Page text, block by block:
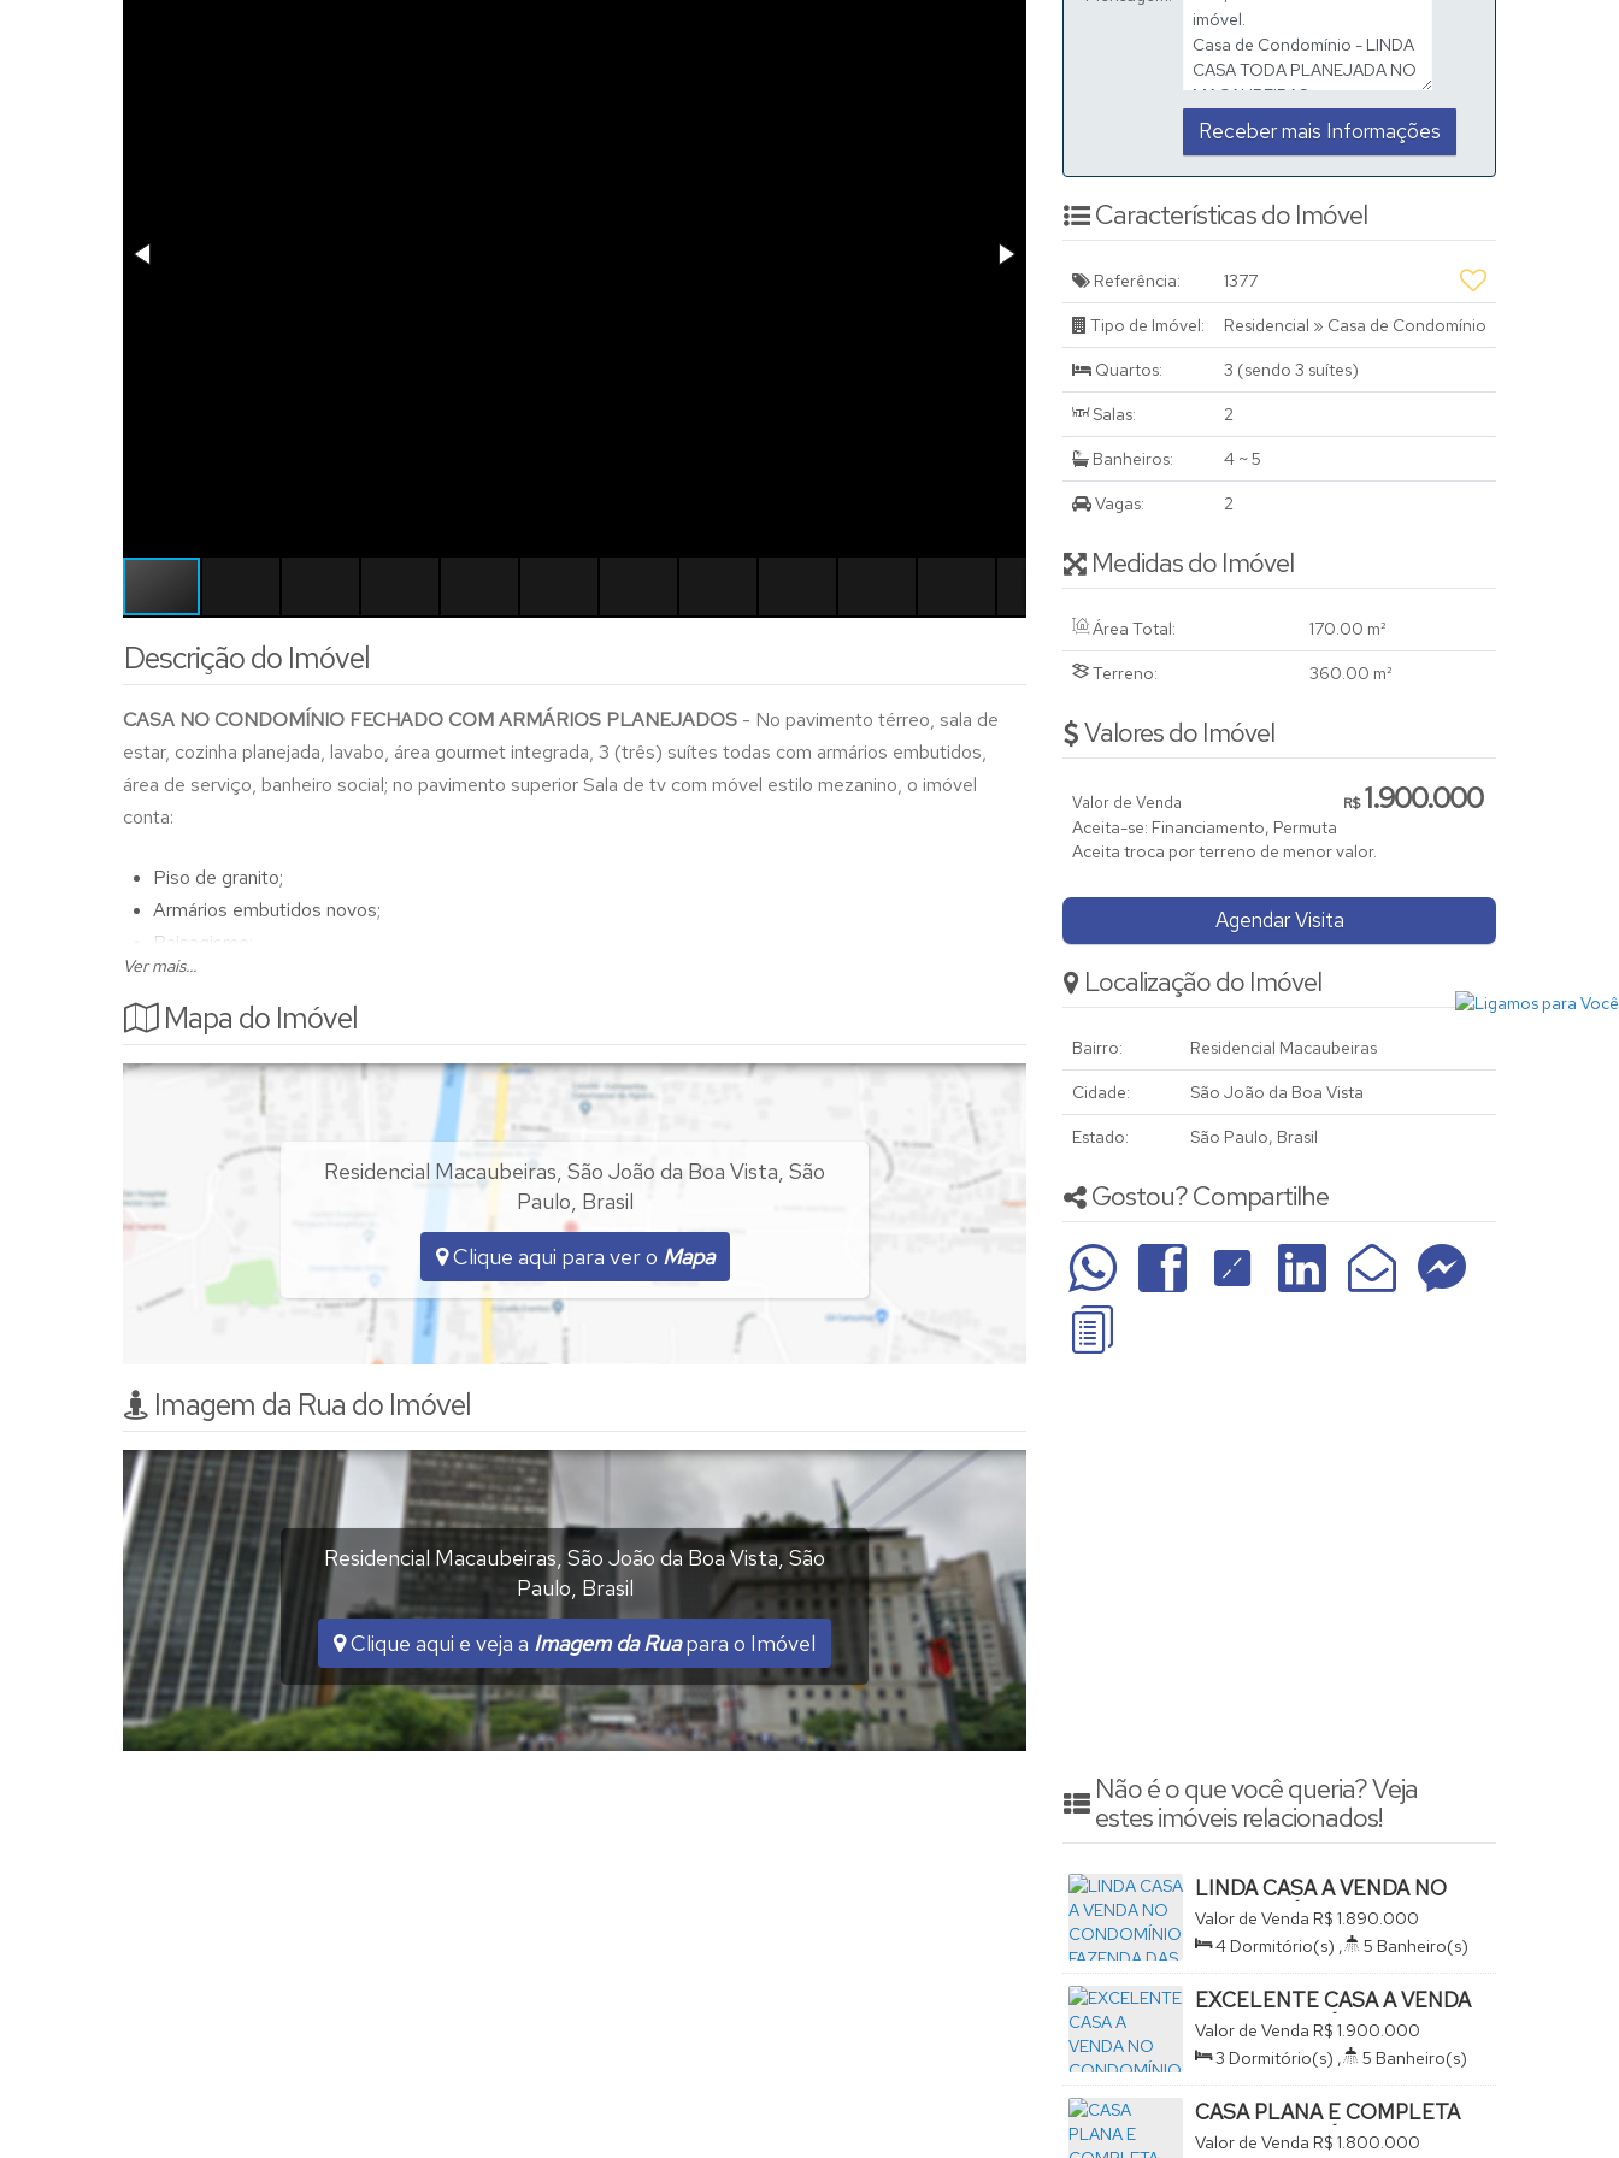
Descrição do Imóvel
CASA NO CONDOMÍNIO FECHADO COM ARMÁRIOS PLANEJADOS - No pavimento térreo, sala de
estar, cozinha planejada, lavabo, área gourmet integrada, 3 (três) suítes todas com armários embutidos,
área de serviço, banheiro social; no pavimento superior Sala de tv com móvel estilo mezanino, o imóvel
conta:
Piso de granito;
Armários embutidos novos;
Paisagismo;
Aquecimento solar instalado;
Box de blindex;
Esquadrias de Alumínio;
Cortina na sala;
AGENDAR VISITA COM ATECEDÊNCIA.
Ver mais...
Mapa do Imóvel
Residencial Macaubeiras São João da Boa Vista São
Paulo Brasil
Clique aqui para ver o Mapa
Imagem da Rua do Imóvel
Residencial Macaubeiras São João da Boa Vista São
Paulo Brasil
Clique aqui e veja a Imagem da Ruapara o Imóvel
Características do Imóvel
Referência: 1377
Tipo de Imóvel: Residencial » Casa de Condomínio
Quartos: 3 (sendo 3 suítes)
Salas: 2
Banheiros: 4 ~ 5
Vagas: 2
Medidas do Imóvel
Área Total: 170.00 m²
Terreno: 360.00 m²
Valores do Imóvel
R$1.900.000
Valor de Venda
Aceita-se: Financiamento, Permuta
Aceita troca por terreno de menor valor.
Agendar Visita
Localização do Imóvel
Bairro: Residencial Macaubeiras
Cidade: São João da Boa Vista
Estado: São Paulo, Brasil
Gostou? Compartilhe
Não é o que você queria? Veja
estes imóveis relacionados!
LINDA CASA A VENDA NO
CONDOMÍNIO FAZENDA
DAS AREIAS
R$ 1.890.000
Valor de Venda
Residencial Fazenda das Areias, São
João da Boa Vista, São Paulo, Brasil
4 Dormitório(s) , 5 Banheiro(s)
289.00 m² , 4Vaga(s)
Terreno:
300.00m²
EXCELENTE CASA A VENDA
NO CONDOMÍNIO
MACAUBEIRAS
R$ 1.900.000
Valor de Venda
Condomínio Macaubeiras, São
João da Boa Vista, São Paulo, Brasil
3 Dormitório(s) , 5 Banheiro(s)
190 .00 m² 2 Vaga(s) ,
Terreno:
360.00 m²
CASA PLANA E COMPLETA
NO CONDOMÍNIO
R$ 1.800.000
Valor de Venda